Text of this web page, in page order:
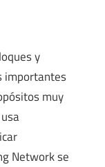
y
importantes
muy
Network se